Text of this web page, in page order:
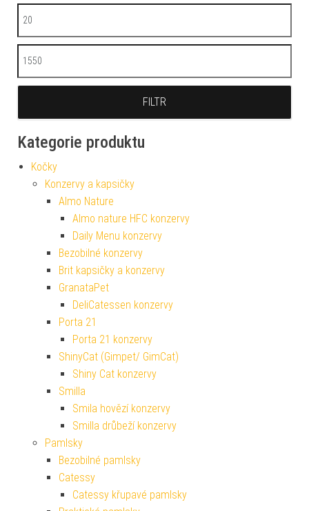
Minimální cena
Maximální cena
FILTR
Kategorie produktu
Kočky
Konzervy a kapsičky
Almo Nature
Almo nature HFC konzervy
Daily Menu konzervy
Bezobilné konzervy
Brit kapsičky a konzervy
GranataPet
DeliCatessen konzervy
Porta 21
Porta 21 konzervy
ShinyCat (Gimpet/ GimCat)
Shiny Cat konzervy
Smilla
Smila hovězí konzervy
Smilla drůbeží konzervy
Pamlsky
Bezobilné pamlsky
Catessy
Catessy křupavé pamlsky